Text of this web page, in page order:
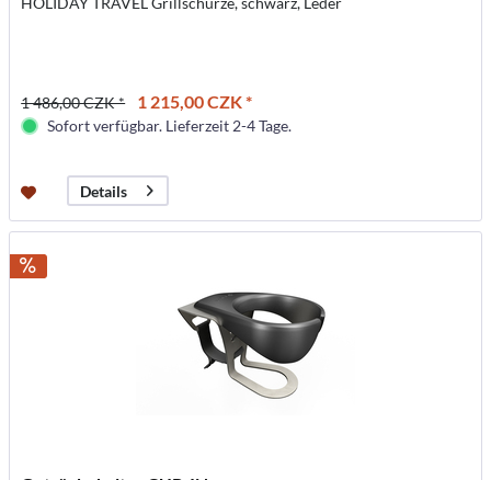
1 486,00 CZK * 1 215,00 CZK *
Sofort verfügbar. Lieferzeit 2-4 Tage.
Details